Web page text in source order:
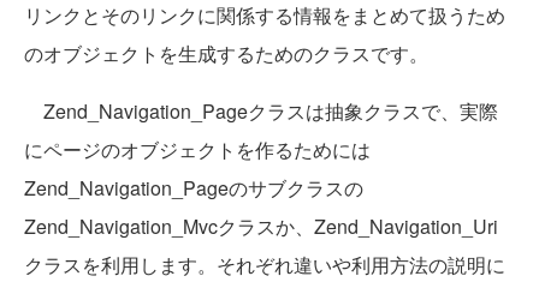
リンクとそのリンクに関係する情報をまとめて扱うため
のオブジェクトを生成するためのクラスです。
Zend_Navigation_Pageクラスは抽象クラスで、実際
にページのオブジェクトを作るためには
Zend_Navigation_Pageのサブクラスの
Zend_Navigation_Mvcクラスか、Zend_Navigation_Uri
クラスを利用します。それぞれ違いや利用方法の説明に